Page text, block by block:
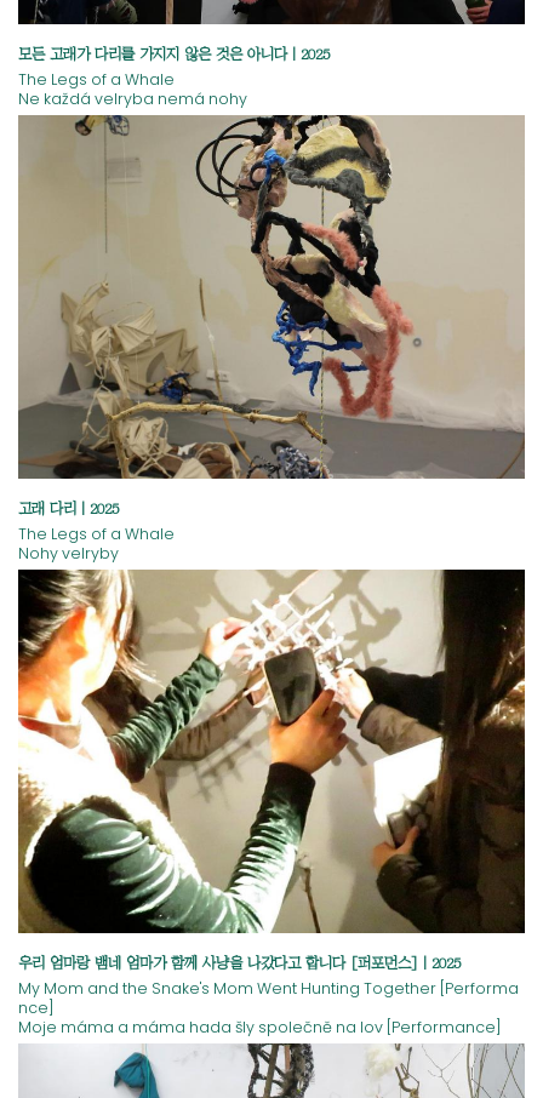
모든 고래가 다리를 가지지 않은 것은 아니다 | 2025
The Legs of a Whale
Ne každá velryba nemá nohy
고래 다리 | 2025
The Legs of a Whale
Nohy velryby
우리 엄마랑 뱀네 엄마가 함께 사냥을 나갔다고 합니다 [퍼포먼스] | 2025
My Mom and the Snake's Mom Went Hunting Together [Performa
nce]
Moje máma a máma hada šly společně na lov [Performance]